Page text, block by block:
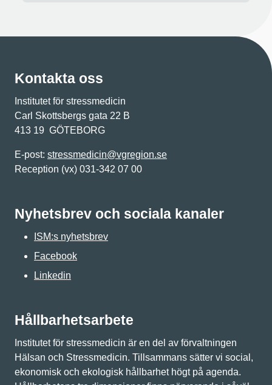
Kontakta oss
Institutet för stressmedicin
Carl Skottsbergs gata 22 B
413 19 GÖTEBORG
E-post: stressmedicin@vgregion.se
Reception (vx) 031-342 07 00
Nyhetsbrev och sociala kanaler
ISM:s nyhetsbrev
Facebook
Linkedin
Hållbarhetsarbete
Institutet för stressmedicin är en del av förvaltningen
Hälsan och Stressmedicin. Tillsammans sätter vi social,
ekonomisk och ekologisk hållbarhet högt på agenda.